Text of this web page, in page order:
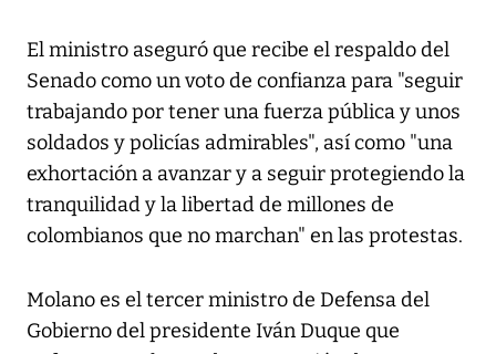
El ministro aseguró que recibe el respaldo del
Senado como un voto de confianza para "seguir
trabajando por tener una fuerza pública y unos
soldados y policías admirables", así como "una
exhortación a avanzar y a seguir protegiendo la
tranquilidad y la libertad de millones de
colombianos que no marchan" en las protestas.
Molano es el tercer ministro de Defensa del
Gobierno del presidente Iván Duque que